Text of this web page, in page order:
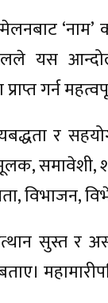
यस
गर्न
र
समावेशी,
विभाजन,
सुस्त